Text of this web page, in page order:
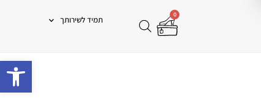
0
תמיד לשירותך